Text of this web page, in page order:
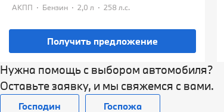
АКПП · Бензин · 2,0 л · 258 л.с.
Получить предложение
Нужна помощь с выбором автомобиля?
Оставьте заявку, и мы свяжемся с вами.
Господин Госпожа